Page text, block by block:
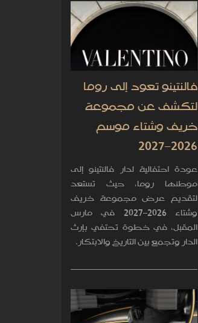
فالنتينو تعود إلى روما
لتكشف عن مجموعة
خريف وشتاء موسم
2026–2027
عودة احتفالية لدار فالنتينو إلى
موطنها روما، حيث تستعد
لتقديم عرض مجموعة خريف
وشتاء 2026–2027 في مارس
المقبل، في خطوة تحتفي بإرث
الدار وتجمع بين التاريخ والابتكار.